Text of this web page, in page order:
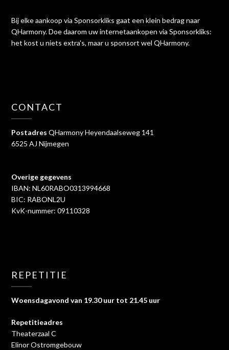
Bij elke aankoop via Sponsorkliks gaat een klein bedrag naar
QHarmony. Doe daarom uw internetaankopen via Sponsorkliks:
het kost u niets extra's, maar u sponsort wel QHarmony.
CONTACT
Postadres QHarmony Heyendaalseweg 141
6525 AJ Nijmegen
Overige gegevens
IBAN: NL60RABO0313994668
BIC: RABONL2U
KvK-nummer: 09110328
REPETITIE
Woensdagavond van 19.30 uur tot 21.45 uur
Repetitieadres
Theaterzaal C
Elinor Ostromgebouw